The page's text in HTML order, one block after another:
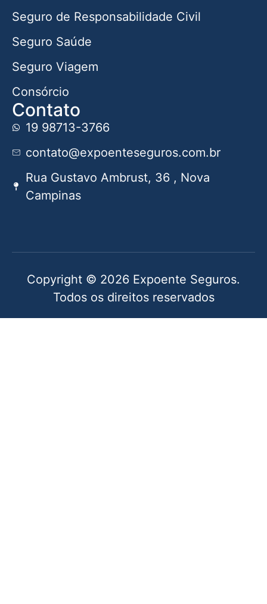
Seguro de Responsabilidade Civil
Seguro Saúde
Seguro Viagem
Consórcio
Contato
19 98713-3766
contato@expoenteseguros.com.br
Rua Gustavo Ambrust, 36 , Nova
Campinas
Copyright © 2026 Expoente Seguros.
Todos os direitos reservados